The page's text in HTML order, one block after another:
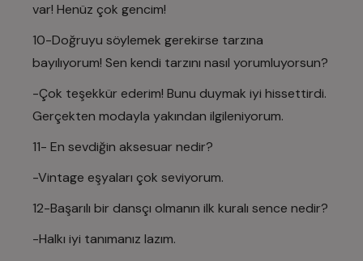
var! Henüz çok gencim!
10-Doğruyu söylemek gerekirse tarzına
bayılıyorum! Sen kendi tarzını nasıl yorumluyorsun?
-Çok teşekkür ederim! Bunu duymak iyi hissettirdi.
Gerçekten modayla yakından ilgileniyorum.
11- En sevdiğin aksesuar nedir?
-Vintage eşyaları çok seviyorum.
12-Başarılı bir dansçı olmanın ilk kuralı sence nedir?
-Halkı iyi tanımanız lazım.